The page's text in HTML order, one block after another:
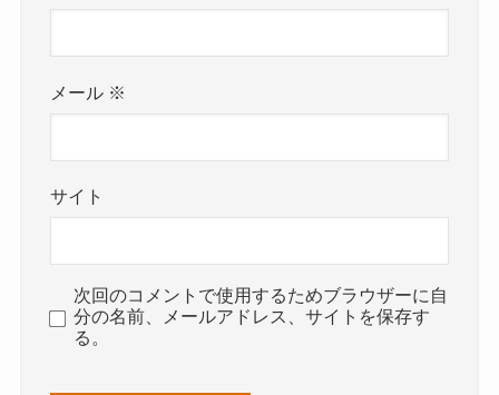
メール ※
サイト
次回のコメントで使用するためブラウザーに自
分の名前、メールアドレス、サイトを保存す
る。